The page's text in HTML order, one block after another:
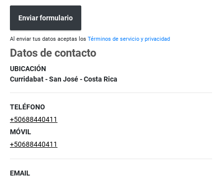
Enviar formulario
Al enviar tus datos aceptas los Términos de servicio y privacidad
Datos de contacto
UBICACIÓN
Curridabat - San José - Costa Rica
TELÉFONO
+50688440411
MÓVIL
+50688440411
EMAIL